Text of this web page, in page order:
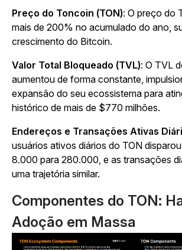
Preço do Toncoin (TON): O preço do
mais de 200% no acumulado do ano,
crescimento do Bitcoin.
Valor Total Bloqueado (TVL): O TVL
aumentou de forma constante,
expansão do seu ecossistema para
histórico de mais de $770 milhões.
Endereços e Transações Ativas
usuários ativos diários do TON
8.000 para 280.000, e as transações
uma trajetória similar.
Componentes do TON:
Adoção em Massa